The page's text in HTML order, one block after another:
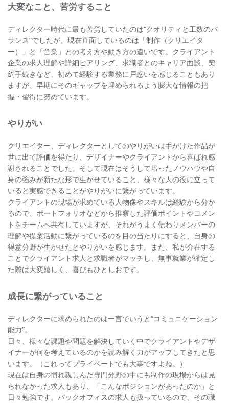
大変なこと、苦労すること
ディレクター時代に最も苦労していたのは“クオリティと工数のバ
ランス”でしたが、現在直面しているのは「制作（クリエイタ
ー）」と「営業」との考え方や動き方の違いです。クライアント
企業の求人理解や詳細ヒアリング、求職者とのキャリア面談、契
約手続きなど、初めて経験する業務に戸惑いを感じることもあり
ますが、早期にそのギャップを埋められるよう膨大な情報の把
握・習得に努めています。
やりがい
クリエイター、ディレクターとしてのやりがいは手がけた作品が
世に出て評価を得たり、デザイナーやクライアントから喜ばれ感
謝されることでした。そして現在はそうして培ったノウハウや自
身の強みが新たな形で生かせていること、様々な人の役に立って
いると実感できることがやりがいに繋がっています。
クライアントの現場が求めている人物像やスキルは経験から分か
るので、ポートフォリオなどから推察した評価ポイントやコメン
トをチームへ共有していますが、それがうまく伝わりメンバーの
理解や提案活動に繋がっているのを目の当たりにすると、自身の
得意分野が生かせたとやりがいを感じます。また、私が介在する
ことでクライアント求人と求職者がマッチし、無事就業が確定し
た際は大変嬉しく、喜びもひとしおです。
成長に繋がっていること
ディレクターに求められたのは一言でいうと“コミュニケーション
能力”。
日々、様々な課題や問題を解決していく中でクライアントやデザ
イナーが何を考えているのかを読み解く力がアップしてきたと思
います。（これってプライベートでも大事ですよね。）
現在は自身の慣れ親しんだ専門分野の中にも制作の現場からは見
られなかった求人もあり、「こんなポジションがあったのか」と
日々勉強です。バックオフィスの求人も扱っているので、その職